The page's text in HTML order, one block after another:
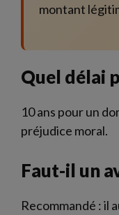
montant
Quel délai
10 ans pour un
préjudice moral.
Faut-il un
Recommandé : il